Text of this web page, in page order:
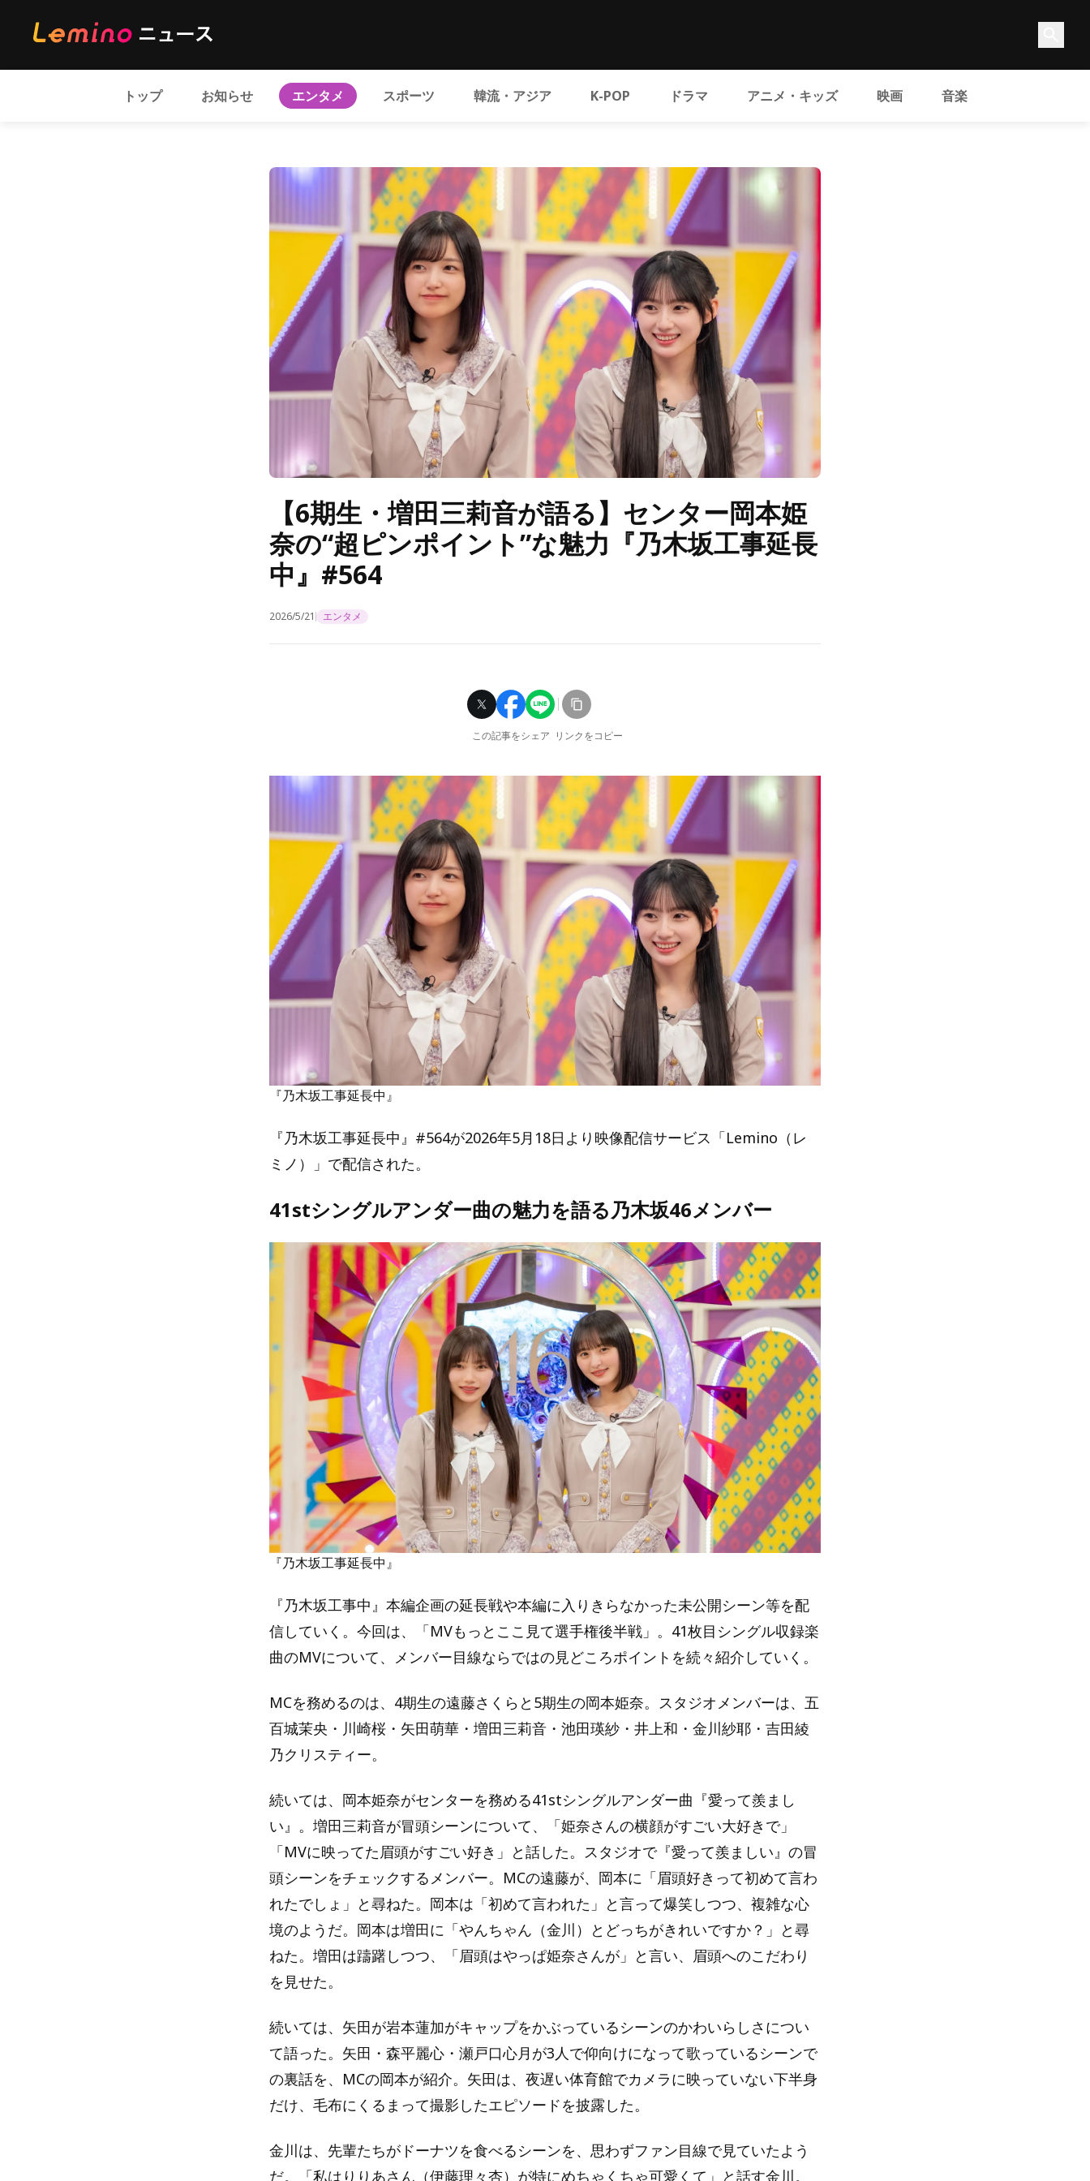
トップ お知らせ エンタメ スポーツ 韓流・アジア K-POP ドラマ アニメ・キッズ 映画 音楽
【6期生・増田三莉音が語る】センター岡本姫
奈の“超ピンポイント”な魅力『乃木坂工事延長
中』#564
2026/5/21 エンタメ
この記事をシェア リンクをコピー
『乃木坂工事延長中』
『乃木坂工事延長中』#564が2026年5月18日より映像配信サービス「Lemino（レ
ミノ）」で配信された。
41stシングルアンダー曲の魅力を語る乃木坂46メンバー
『乃木坂工事延長中』
『乃木坂工事中』本編企画の延長戦や本編に入りきらなかった未公開シーン等を配
信していく。今回は、「MVもっとここ見て選手権後半戦」。41枚目シングル収録楽
曲のMVについて、メンバー目線ならではの見どころポイントを続々紹介していく。
MCを務めるのは、4期生の遠藤さくらと5期生の岡本姫奈。スタジオメンバーは、五
百城茉央・川崎桜・矢田萌華・増田三莉音・池田瑛紗・井上和・金川紗耶・吉田綾
乃クリスティー。
続いては、岡本姫奈がセンターを務める41stシングルアンダー曲『愛って羨まし
い』。増田三莉音が冒頭シーンについて、「姫奈さんの横顔がすごい大好きで」
「MVに映ってた眉頭がすごい好き」と話した。スタジオで『愛って羨ましい』の冒
頭シーンをチェックするメンバー。MCの遠藤が、岡本に「眉頭好きって初めて言わ
れたでしょ」と尋ねた。岡本は「初めて言われた」と言って爆笑しつつ、複雑な心
境のようだ。岡本は増田に「やんちゃん（金川）とどっちがきれいですか？」と尋
ねた。増田は躊躇しつつ、「眉頭はやっぱ姫奈さんが」と言い、眉頭へのこだわり
を見せた。
続いては、矢田が岩本蓮加がキャップをかぶっているシーンのかわいらしさについ
て語った。矢田・森平麗心・瀬戸口心月が3人で仰向けになって歌っているシーンで
の裏話を、MCの岡本が紹介。矢田は、夜遅い体育館でカメラに映っていない下半身
だけ、毛布にくるまって撮影したエピソードを披露した。
金川は、先輩たちがドーナツを食べるシーンを、思わずファン目線で見ていたよう
だ。「私はりりあさん（伊藤理々杏）が特にめちゃくちゃ可愛くて」と話す金川。